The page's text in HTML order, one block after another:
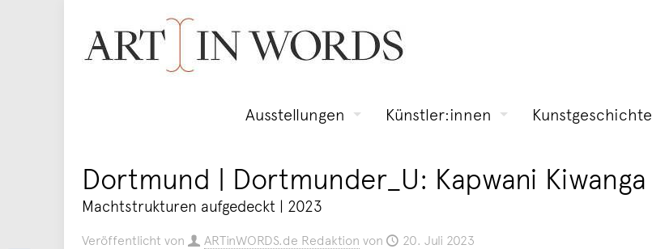
Ausstellungen Künstler:innen Kunstgeschichte
Dortmund | Dortmunder_U: Kapwani Kiwanga
Machtstrukturen aufgedeckt | 2023
Veröffentlicht von ARTinWORDS.de Redaktion von 20. Juli 2023